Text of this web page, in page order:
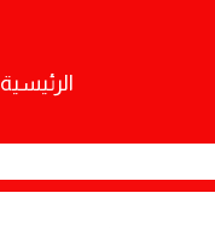
الرئيسية